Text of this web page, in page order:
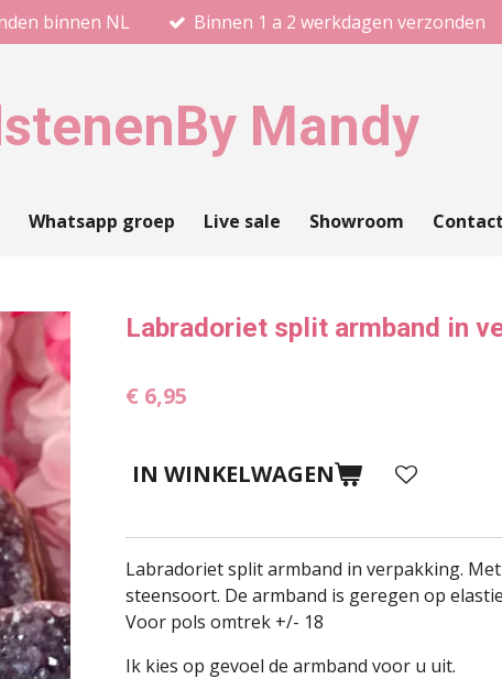
binnen NL Binnen 1 a 2 werkdagen verzonden
By Mandy
Whatsapp groep Live sale Showroom Contact
Labradoriet split armband in
€ 6,95
IN WINKELWAGEN
Labradoriet split armband in verpakking.
steensoort. De armband is geregen op
Voor pols omtrek +/- 18
Ik kies op gevoel de armband voor u uit.